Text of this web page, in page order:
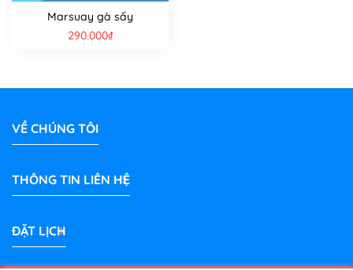
Marsuay gà sấy
290.000₫
VỀ CHÚNG TÔI
THÔNG TIN LIÊN HỆ
ĐẶT LỊCH